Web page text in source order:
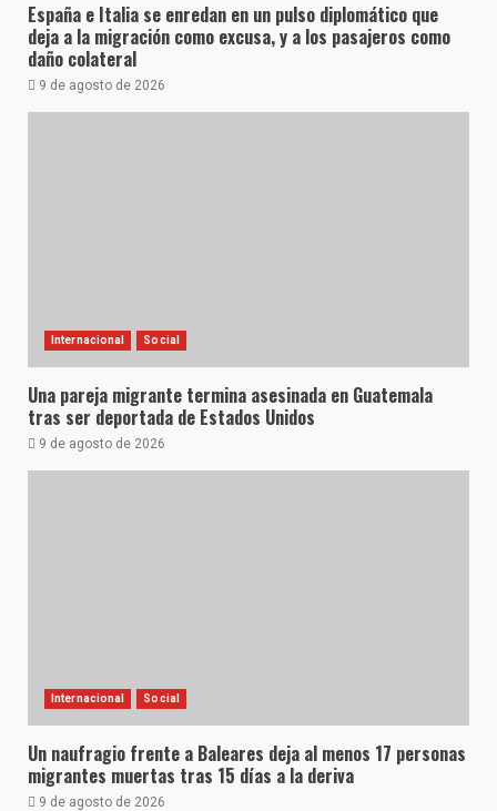
España e Italia se enredan en un pulso diplomático que
deja a la migración como excusa, y a los pasajeros como
daño colateral
9 de agosto de 2026
Internacional Social
Una pareja migrante termina asesinada en Guatemala
tras ser deportada de Estados Unidos
9 de agosto de 2026
Internacional Social
Un naufragio frente a Baleares deja al menos 17 personas
migrantes muertas tras 15 días a la deriva
9 de agosto de 2026